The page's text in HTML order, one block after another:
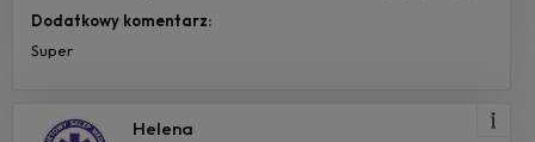
Dodatkowy komentarz:
Super
Helena